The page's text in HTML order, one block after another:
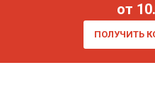
от
ПОЛУЧИТЬ